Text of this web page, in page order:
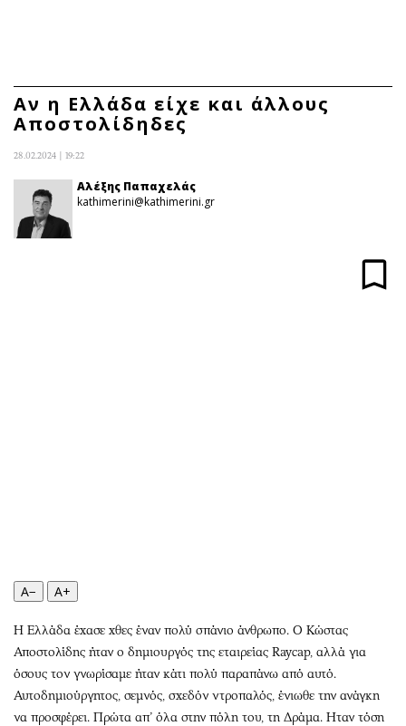
Κύπρος
Παιδεία
Υγεία
Οικονομία
Real Estate
Επιχειρήσεις
Αγορές
Money Review
AstroBank Properties
Γενικά
Αναδρομές
Πρόσωπα
Περιβάλλον
Αν η Ελλάδα είχε και άλλους
Αποστολίδηδες
28.02.2024 | 19:22
Αλέξης Παπαχελάς
kathimerini@kathimerini.gr
A− A+
Η Ελλάδα έχασε χθες έναν πολύ σπάνιο άνθρωπο. Ο Κώστας
Αποστολίδης ήταν ο δημιουργός της εταιρείας Raycap, αλλά για
όσους τον γνωρίσαμε ήταν κάτι πολύ παραπάνω από αυτό.
Αυτοδημιούργητος, σεμνός, σχεδόν ντροπαλός, ένιωθε την ανάγκη
να προσφέρει. Πρώτα απ’ όλα στην πόλη του, τη Δράμα. Ηταν τόση